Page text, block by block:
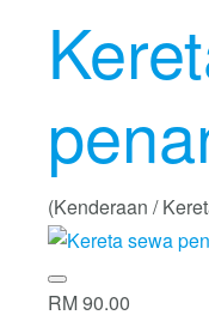
(Kenderaan /
RM 90.00